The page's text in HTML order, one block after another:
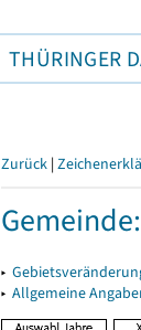
THÜRINGER
Zurück |
▸
▸ Allgemeine